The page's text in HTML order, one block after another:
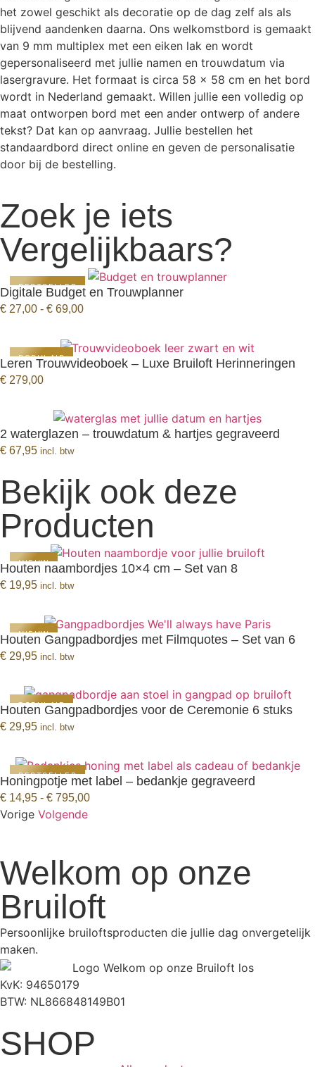
het zowel geschikt als decoratie op de dag zelf als als
blijvend aandenken daarna. Ons welkomstbord is gemaakt
van 9 mm multiplex met een eiken lak en wordt
gepersonaliseerd met jullie namen en trouwdatum via
lasergravure. Het formaat is circa 58 x 58 cm en het bord
wordt in Nederland gemaakt. Willen jullie een volledig op
maat ontworpen bord met een ander ontwerp of andere
tekst? Dat kan op aanvraag. Jullie bestellen het
standaardbord direct online en geven de personalisatie
door bij de bestelling.
Zoek je iets
Vergelijkbaars?
BESTSELLER
Digitale Budget en Trouwplanner
€ 27,00 - € 69,00
POPULAIR
Leren Trouwvideoboek – Luxe Bruiloft Herinneringen
€ 279,00
2 waterglazen – trouwdatum & hartjes gegraveerd
€ 67,95 incl. btw
Bekijk ook deze
Producten
NIEUW
Houten naambordjes 10×4 cm – Set van 8
€ 19,95 incl. btw
NIEUW
Houten Gangpadbordjes met Filmquotes – Set van 6
€ 29,95 incl. btw
POPULAIR
Houten Gangpadbordjes voor de Ceremonie 6 stuks
€ 29,95 incl. btw
BESTSELLER
Honingpotje met label – bedankje gegraveerd
€ 14,95 - € 795,00
Vorige Volgende
Welkom op onze
Bruiloft
Persoonlijke bruiloftsproducten die jullie dag onvergetelijk
maken.
KvK: 94650179
BTW: NL866848149B01
SHOP